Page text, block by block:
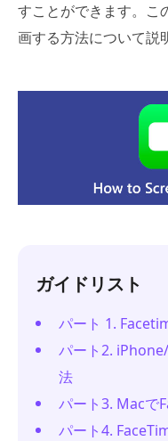
すことができます。こ
画する方法について説
ガイドリスト
パート 1.
パート2.
法
パート3. Macで
パート4.